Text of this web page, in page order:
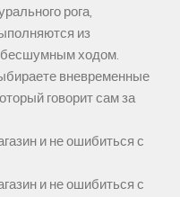
рога,
из
бесшумным ходом.
вневременные
говорит сам за
и не ошибиться с
и не ошибиться с